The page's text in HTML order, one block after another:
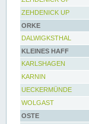
ZEHDENICK UP
ORKE
DALWIGKSTHAL
KLEINES HAFF
KARLSHAGEN
KARNIN
UECKERMÜNDE
WOLGAST
OSTE